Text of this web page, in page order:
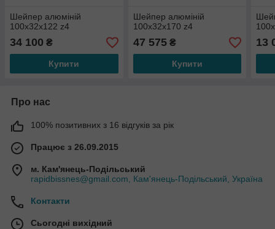
Шейпер алюміній
100х32х122 z4
34 100 ₴
Купити
Шейпер алюміній
100х32х170 z4
47 575₴
Купити
13
Про нас
100% позитивних з 16 відгуків за рік
Працює з 26.09.2015
м. Кам'янець-Подільський
rapidbissnes@gmail.com, Кам'янець-Подільський, Україна
Контакти
Сьогодні вихідний